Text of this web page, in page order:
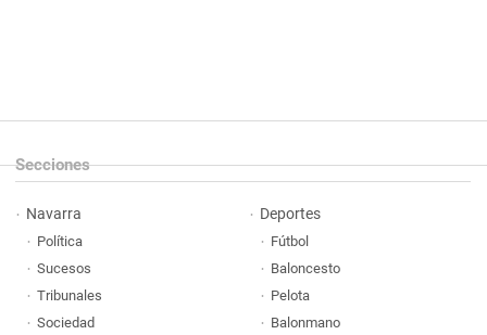
Secciones
Navarra
Política
Sucesos
Tribunales
Sociedad
Deportes
Fútbol
Baloncesto
Pelota
Balonmano